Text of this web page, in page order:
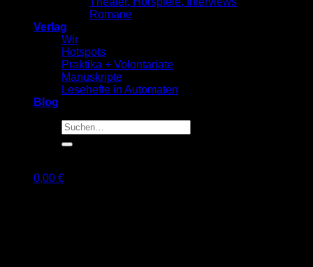
Romane
Verlag
Wir
Hotspots
Praktika + Volontariate
Manuskripte
Lesehefte in Automaten
Blog
Suche
nach:
0,00 €